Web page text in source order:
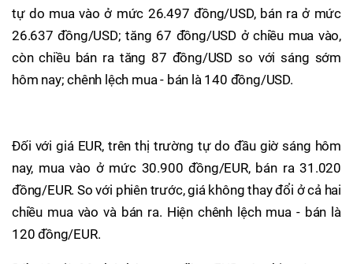
tự do mua vào ở mức 26.497 đồng/USD, bán ra ở mức
26.637 đồng/USD; tăng 67 đồng/USD ở chiều mua vào,
còn chiều bán ra tăng 87 đồng/USD so với sáng sớm
hôm nay; chênh lệch mua - bán là 140 đồng/USD.
Đối với giá EUR, trên thị trường tự do đầu giờ sáng hôm
nay, mua vào ở mức 30.900 đồng/EUR, bán ra 31.020
đồng/EUR. So với phiên trước, giá không thay đổi ở cả hai
chiều mua vào và bán ra. Hiện chênh lệch mua - bán là
120 đồng/EUR.